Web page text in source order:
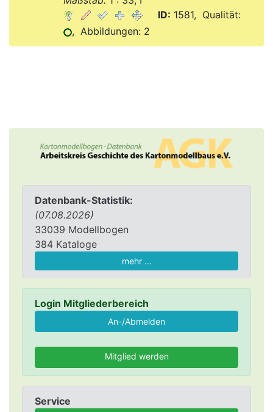
Datenbank-Statistik:
(07.08.2026)
33039 Modellbogen
384 Kataloge
mehr ...
Login Mitgliederbereich
Mitglied werden
Service
ID: 1581, Qualität:
, Abbildungen: 2